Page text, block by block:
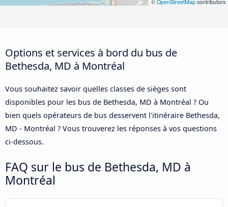
© OpenStreetMap contributors
Options et services à bord du bus de
Bethesda, MD à Montréal
Vous souhaitez savoir quelles classes de sièges sont
disponibles pour les bus de Bethesda, MD à Montréal ? Ou
bien quels opérateurs de bus desservent l'itinéraire Bethesda,
MD - Montréal ? Vous trouverez les réponses à vos questions
ci-dessous.
FAQ sur le bus de Bethesda, MD à
Montréal